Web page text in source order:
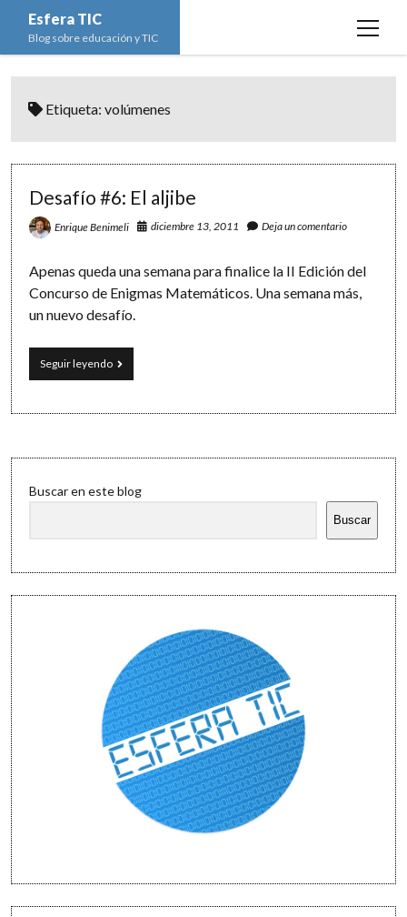
Esfera TIC
Blog sobre educación y TIC
open
Educación y TIC open
Escuela de padres
Espacios
Innovación
Lectura
menu
Ciencias Naturales
Ed. Plástica y Visual
Historia del Arte
Lengua
Música
Informática
menu
Imagen digital
menu
Bases de datos
Hoja de cálculo
Programación
Redes de ordenadores
Redes sociales
Sistemas Operativos
Software
Matemáticas
open
menu
Geometría
facebookinstagram
Etiqueta:volúmenes
Desafío #6: El aljibe
Enrique Benimeli diciembre 13, 2011 Deja un comentario
Apenas queda una semana para finalice la II Edición del
Concurso de Enigmas Matemáticos. Una semana más,
un nuevo desafío.
Seguir leyendoDesafío
#6:
aljibe
Sidebar
Buscar en este blog
Buscar